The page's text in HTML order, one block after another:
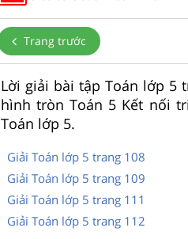
Trang trước
Lời giải bài tập Toán lớp 5
hình tròn Toán 5 Kết nối
Toán lớp 5.
Giải Toán lớp 5 trang 108
Giải Toán lớp 5 trang 109
Giải Toán lớp 5 trang 111
Giải Toán lớp 5 trang 112